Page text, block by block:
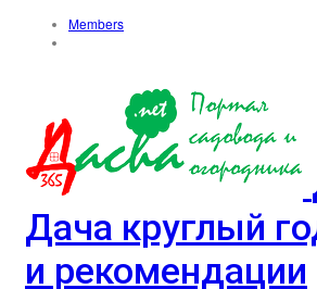
Members
Дача круглый
и рекомендации